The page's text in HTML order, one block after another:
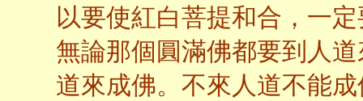
以要使紅白菩提和合，一
無論那個圓滿佛都要到人
道來成佛。不來人道不能